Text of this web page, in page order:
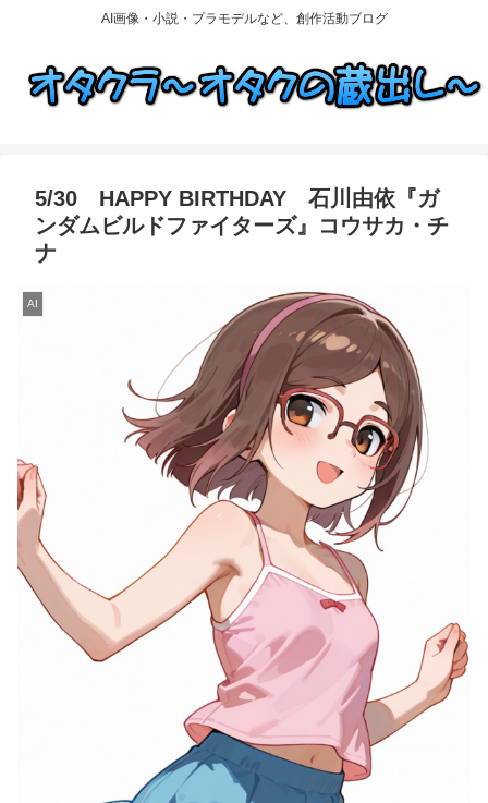
AI画像・小説・プラモデルなど、創作活動ブログ
5/30 HAPPY BIRTHDAY 石川由依『ガ
ンダムビルドファイターズ』コウサカ・チ
ナ
AI